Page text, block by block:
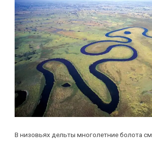
В низовьях дельты многолетние болота